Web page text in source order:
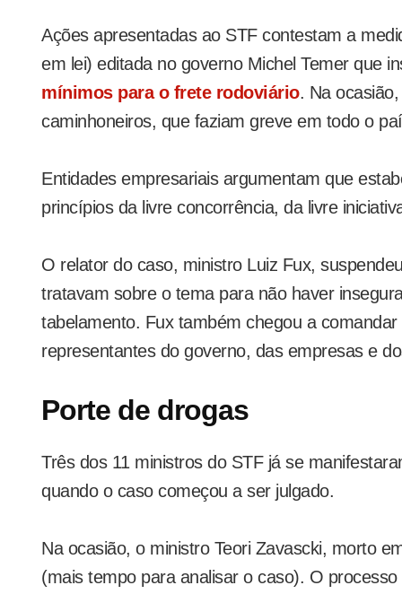
Ações apresentadas ao STF contestam a
em lei) editada no governo Michel Temer que
mínimos para o frete rodoviário. Na
caminhoneiros, que faziam greve em todo o
Entidades empresariais argumentam que
princípios da livre concorrência, da livre
O relator do caso, ministro Luiz Fux,
tratavam sobre o tema para não haver
tabelamento. Fux também chegou a
representantes do governo, das empresas e
Porte de drogas
Três dos 11 ministros do STF já se
quando o caso começou a ser julgado.
Na ocasião, o ministro Teori Zavascki, morto
(mais tempo para analisar o caso). O